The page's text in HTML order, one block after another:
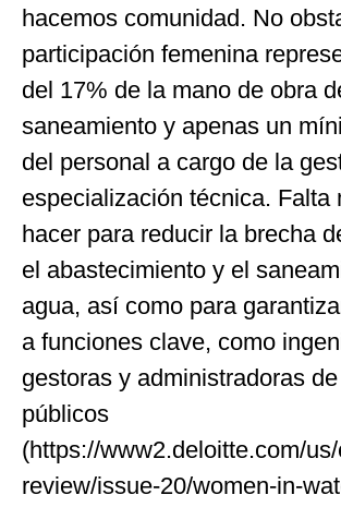
hacemos comunidad. No
participación femenina
del 17% de la mano de obra
saneamiento y apenas un
del personal a cargo de la
especialización técnica. Falta
hacer para reducir la brecha
el abastecimiento y el
agua, así como para
a funciones clave, como
gestoras y administradoras
públicos
(https://www2.deloitte.com/
review/issue-20/women-in-